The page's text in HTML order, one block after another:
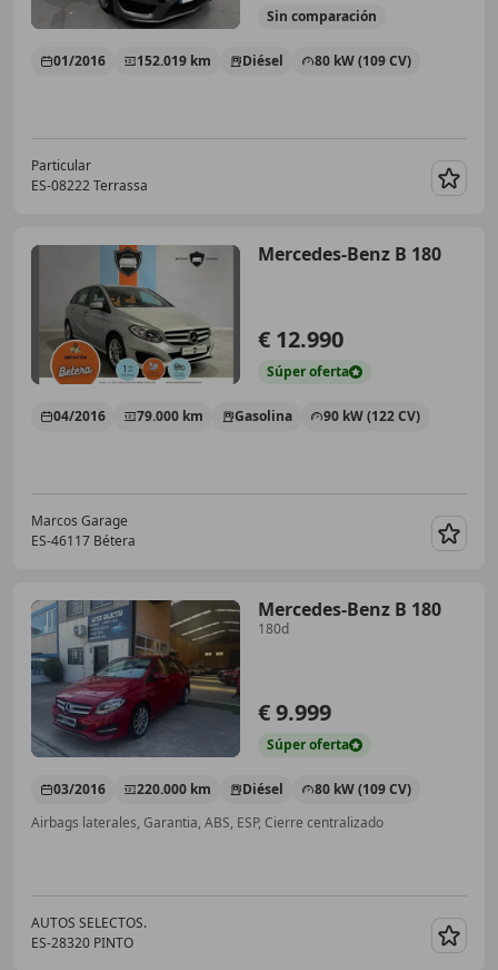
Sin comparación
01/2016 152.019 km Diésel 80 kW (109 CV)
Particular
ES-08222 Terrassa
Mercedes-Benz B 180
€ 12.990
Súperoferta
04/2016 79.000 km Gasolina 90 kW (122 CV)
Marcos Garage
ES-46117 Bétera
Mercedes-Benz B 180
180d
€ 9.999
Súperoferta
03/2016 220.000 km Diésel
80 kW (109 CV)
Airbags laterales, Garantia, ABS, ESP, Cierre centralizado
AUTOS SELECTOS.
ES-28320 PINTO